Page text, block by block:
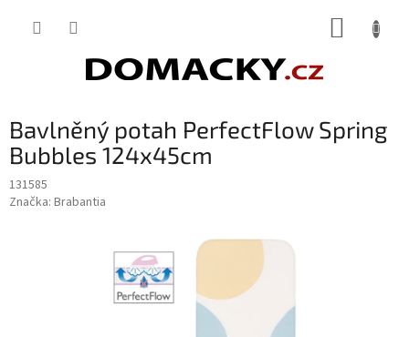
Bavlněný potah PerfectFlow Spring
Bubbles 124x45cm
131585
Značka: Brabantia